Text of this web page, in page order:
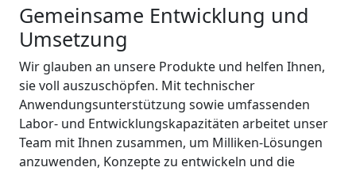
Gemeinsame Entwicklung und
Umsetzung
Wir glauben an unsere Produkte und helfen Ihnen,
sie voll auszuschöpfen. Mit technischer
Anwendungsunterstützung sowie umfassenden
Labor- und Entwicklungskapazitäten arbeitet unser
Team mit Ihnen zusammen, um Milliken-Lösungen
anzuwenden, Konzepte zu entwickeln und die